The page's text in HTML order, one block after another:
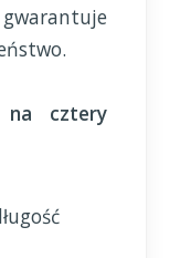
na cztery